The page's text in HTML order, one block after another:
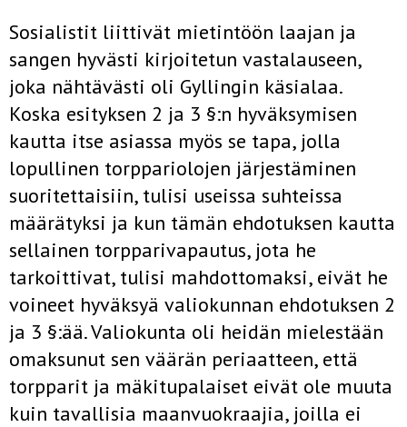
Sosialistit liittivät mietintöön laajan ja
sangen hyvästi kirjoitetun vastalauseen,
joka nähtävästi oli Gyllingin käsialaa.
Koska esityksen 2 ja 3 §:n hyväksymisen
kautta itse asiassa myös se tapa, jolla
lopulli­nen torppariolojen järjestäminen
suoritettaisiin, tulisi useissa suhteissa
määrätyksi ja kun tämän ehdotuksen kautta
sellainen torpparivapautus, jota he
tarkoittivat, tulisi mahdottomaksi, eivät he
voineet hyväksyä valiokunnan ehdotuksen 2
ja 3 §:ää. Valiokunta oli heidän mielestään
omaksunut sen väärän periaatteen, että
torpparit ja mäkitupalaiset eivät ole muuta
kuin tavallisia maanvuokraajia, joilla ei